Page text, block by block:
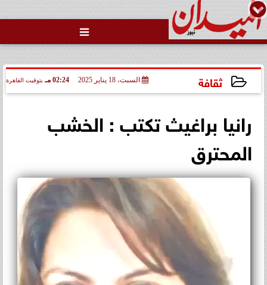

ثقافة السبت، 18 يناير 2025 02:24 مـ بتوقيت القاهرة
رانيا براغيث تكتب : الخشب
المحترق